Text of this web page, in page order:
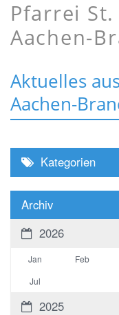
Pfarrei
Aachen-
Aktuelles
Aachen-
Kategorien
Archiv
2026
Jan Feb
Jul
2025